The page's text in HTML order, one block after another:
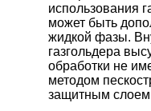
использования
может быть
жидкой фазы.
газгольдера
обработки не
методом
защитным